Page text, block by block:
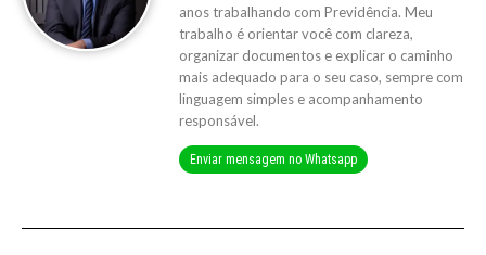
anos trabalhando com Previdência. Meu
trabalho é orientar você com clareza,
organizar documentos e explicar o caminho
mais adequado para o seu caso, sempre com
linguagem simples e acompanhamento
responsável.
Enviar mensagem no Whatsapp